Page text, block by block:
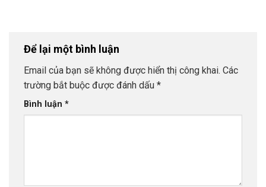
Để lại một bình luận
Email của bạn sẽ không được hiển thị công khai. Các
trường bắt buộc được đánh dấu *
Bình luận *